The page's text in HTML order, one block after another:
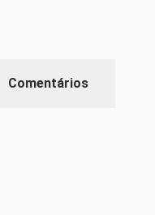
Comentários